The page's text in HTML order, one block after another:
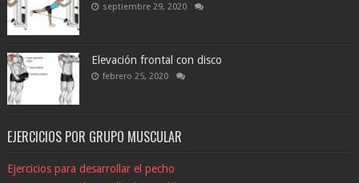
septiembre 29, 2020
Elevación frontal con disco
febrero 25, 2020
EJERCICIOS POR GRUPO MUSCULAR
Ejercicios para desarrollar el pecho